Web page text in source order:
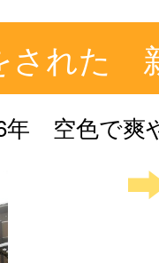
された
年 空色で爽